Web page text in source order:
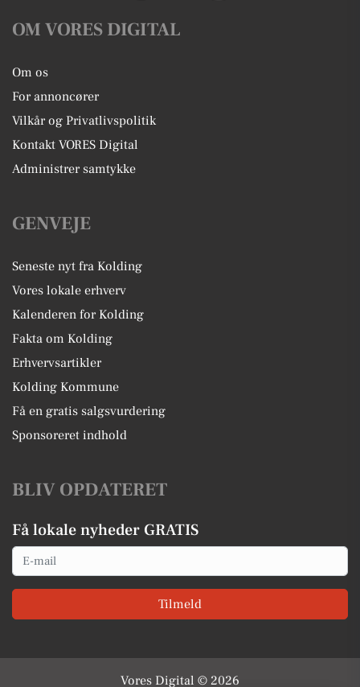
OM VORES DIGITAL
Om os
For annoncører
Vilkår og Privatlivspolitik
Kontakt VORES Digital
Administrer samtykke
GENVEJE
Seneste nyt fra Kolding
Vores lokale erhverv
Kalenderen for Kolding
Fakta om Kolding
Erhvervsartikler
Kolding Kommune
Få en gratis salgsvurdering
Sponsoreret indhold
BLIV OPDATERET
Få lokale nyheder GRATIS
Email
Tilmeld
Vores Digital © 2026